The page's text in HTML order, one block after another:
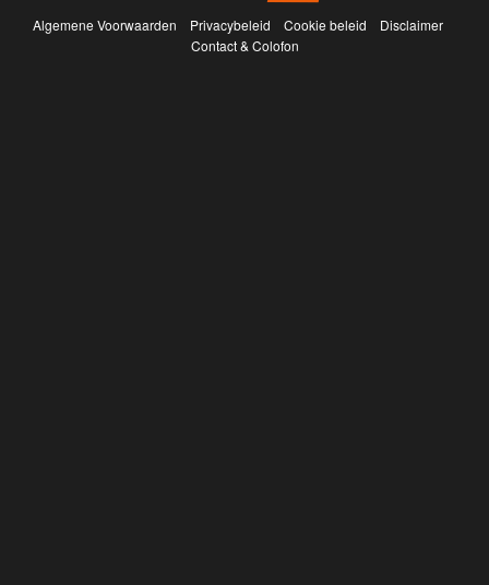
Algemene Voorwaarden Privacybeleid Cookie beleid
Disclaimer
Contact & Colofon